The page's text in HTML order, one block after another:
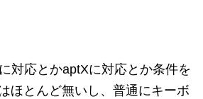
対応とかaptXに対応とか条件を
ほとんど無いし、普通にキーボ